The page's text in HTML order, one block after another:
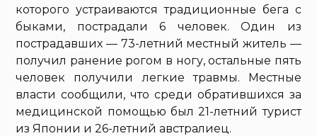
которого устраиваются традиционные бега с
быками, пострадали 6 человек. Один из
пострадавших — 73-летний местный житель —
получил ранение рогом в ногу, остальные пять
человек получили легкие травмы. Местные
власти сообщили, что среди обратившихся за
медицинской помощью был 21-летний турист
из Японии и 26-летний австралиец.